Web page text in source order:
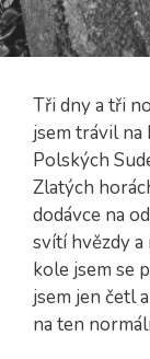
Tři dny a tři
jsem trávil na
Polských
Zlatých
dodávce na
svítí hvězdy a
kole jsem se
jsem jen četl
na ten